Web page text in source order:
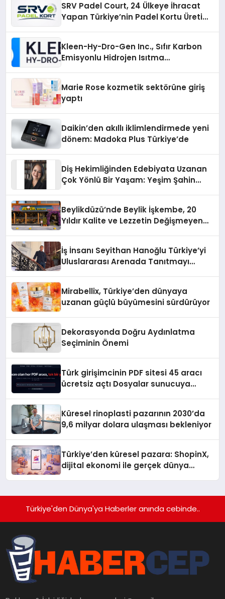
SRV Padel Court, 24 Ülkeye İhracat
Yapan Türkiye’nin Padel Kortu Üretim
Kleen-Hy-Dro-Gen Inc., Sıfır Karbon
Emisyonlu Hidrojen Isıtma
Marie Rose kozmetik sektörüne giriş
yaptı
Daikin’den akıllı iklimlendirmede yeni
dönem: Madoka Plus Türkiye’de
Diş Hekimliğinden Edebiyata Uzanan
Çok Yönlü Bir Yaşam: Yeşim Şahin
Beylikdüzü’nde Beylik İşkembe, 20
Yıldır Kalite ve Lezzetin Değişmeyen
İş İnsanı Seyithan Hanoğlu Türkiye’yi
Uluslararası Arenada Tanıtmayı
Mirabellix, Türkiye’den dünyaya
uzanan güçlü büyümesini sürdürüyor
Dekorasyonda Doğru Aydınlatma
Seçiminin Önemi
Türk girişimcinin PDF sitesi 45 aracı
ücretsiz açtı Dosyalar sunucuya
Küresel rinoplasti pazarının 2030’da
9,6 milyar dolara ulaşması bekleniyor
Türkiye’den küresel pazara: ShopinX,
dijital ekonomi ile gerçek dünya
Türkiye'den Dünya'ya Haberler anında cebinde..